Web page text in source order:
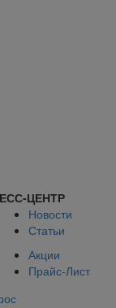
ЦЕНТР
Новости
Статьи
Акции
Прайс-Лист